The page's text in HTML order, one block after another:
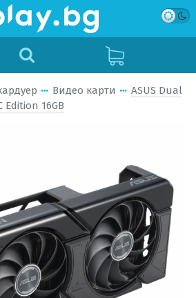
Видео карти
ASUS Dual
Edition 16GB